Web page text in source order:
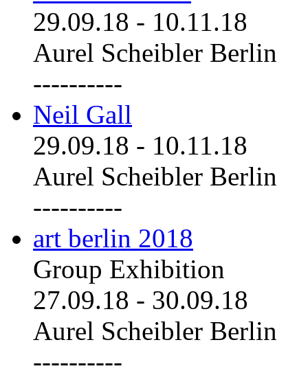
29.09.18 - 10.11.18
Aurel Scheibler Berlin
----------
Neil Gall
29.09.18 - 10.11.18
Aurel Scheibler Berlin
----------
art berlin 2018
Group Exhibition
27.09.18 - 30.09.18
Aurel Scheibler Berlin
----------